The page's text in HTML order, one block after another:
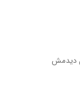
دیدمش